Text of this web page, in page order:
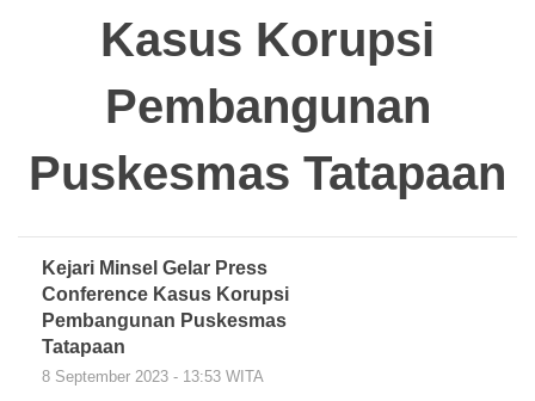
Kasus Korupsi
Pembangunan
Puskesmas Tatapaan
Kejari Minsel Gelar Press
Conference Kasus Korupsi
Pembangunan Puskesmas
Tatapaan
8 September 2023 - 13:53 WITA